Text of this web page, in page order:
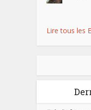
Lire tous les